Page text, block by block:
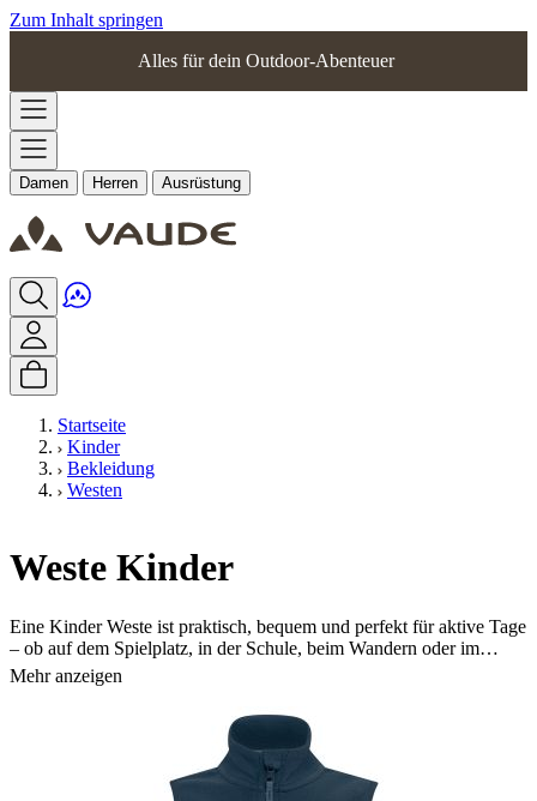
Zum Inhalt springen
Alles für dein Outdoor-Abenteuer
Damen Herren Ausrüstung
Startseite
Kinder
Bekleidung
Westen
Weste Kinder
Eine Kinder Weste ist praktisch, bequem und perfekt für aktive Tage
– ob auf dem Spielplatz, in der Schule, beim Wandern oder im
Familienurlaub. Die VAUDE Weste für Kinder bietet den kleinen
Abenteurern Wärme, Schutz und Bewegungsfreiheit in jeder
Jahreszeit. Leicht, weich und schnell übergezogen, ist eine
Kinderweste ein unverzichtbares Kleidungsstück für Kinder, die
gern draußen unterwegs sind.
Mehr anzeigen